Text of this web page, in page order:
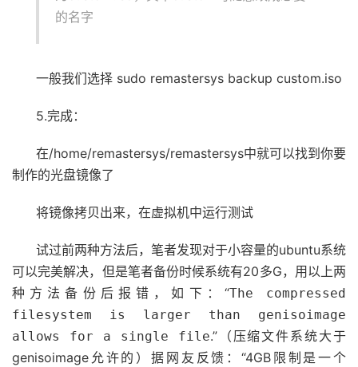
的名字
一般我们选择 sudo remastersys backup custom.iso
5.完成：
在/home/remastersys/remastersys中就可以找到你要
制作的光盘镜像了
将镜像拷贝出来，在虚拟机中运行测试
试过前两种方法后，笔者发现对于小容量的ubuntu系统
可以完美解决，但是笔者备份时候系统有20多G，用以上两
种方法备份后报错，如下：“The compressed
filesystem is larger than genisoimage
allows for a single file.”（压缩文件系统大于
genisoimage允许的）据网友反馈：“4GB限制是一个